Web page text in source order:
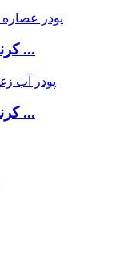
کرنبری ارگانیک دارای گواهی ...
کرنبری ارگانیک دارای گواهی ...